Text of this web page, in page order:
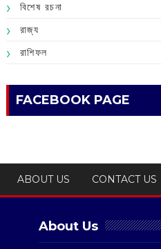
বিশেষ রচনা
রাজ্য
রাশিফল
FACEBOOK PAGE
ABOUT US CONTACT US
About Us